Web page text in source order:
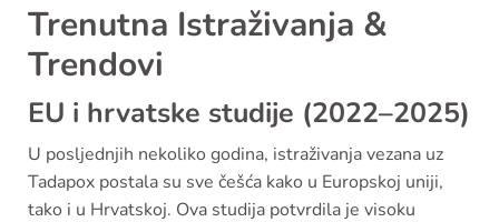
Trenutna Istraživanja &
Trendovi
EU i hrvatske studije (2022–2025)
U posljednjih nekoliko godina, istraživanja vezana uz
Tadapox postala su sve češća kako u Europskoj uniji,
tako i u Hrvatskoj. Ova studija potvrdila je visoku